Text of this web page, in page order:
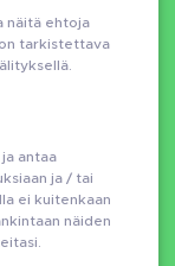
näitä ehtoja
tarkistettava
antaa
ja / tai
ei kuitenkaan
näiden